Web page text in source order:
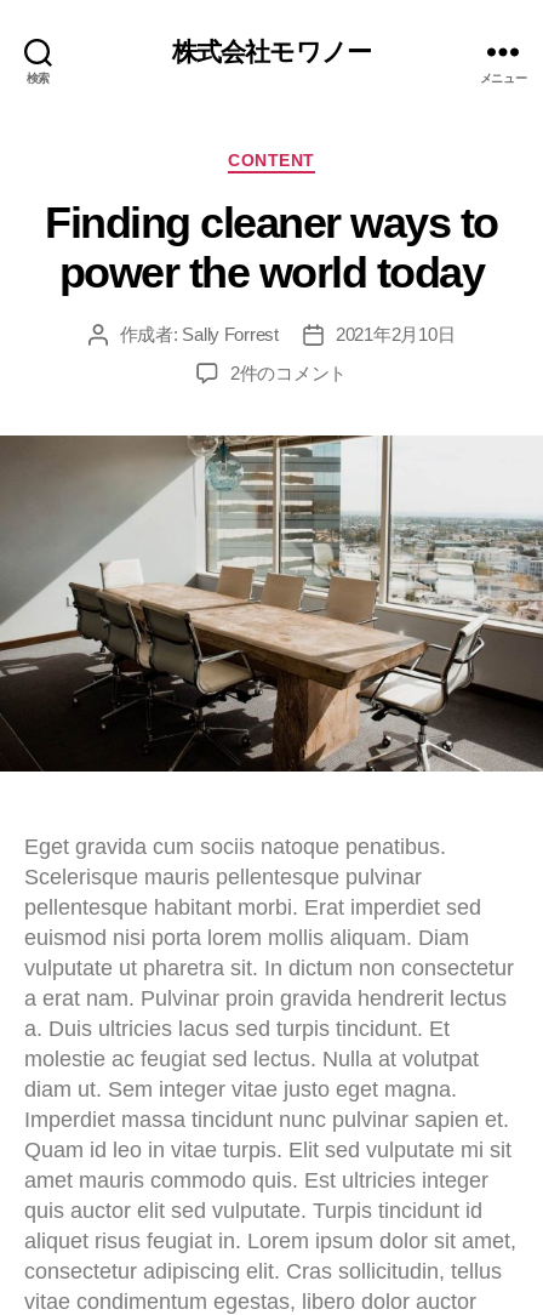
検索
株式会社モワノー
メニュー
CONTENT
Finding cleaner ways to
power the world today
作成者: Sally Forrest
2021年2月10日
2件のコメント
Eget gravida cum sociis natoque penatibus.
Scelerisque mauris pellentesque pulvinar
pellentesque habitant morbi. Erat imperdiet sed
euismod nisi porta lorem mollis aliquam. Diam
vulputate ut pharetra sit. In dictum non consectetur
a erat nam. Pulvinar proin gravida hendrerit lectus
a. Duis ultricies lacus sed turpis tincidunt. Et
molestie ac feugiat sed lectus. Nulla at volutpat
diam ut. Sem integer vitae justo eget magna.
Imperdiet massa tincidunt nunc pulvinar sapien et.
Quam id leo in vitae turpis. Elit sed vulputate mi sit
amet mauris commodo quis. Est ultricies integer
quis auctor elit sed vulputate. Turpis tincidunt id
aliquet risus feugiat in. Lorem ipsum dolor sit amet,
consectetur adipiscing elit. Cras sollicitudin, tellus
vitae condimentum egestas, libero dolor auctor